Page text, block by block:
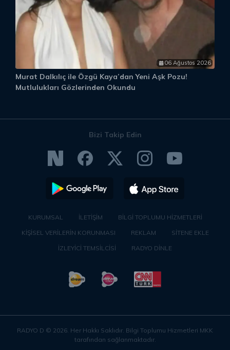
06 Ağustos 2026
Murat Dalkılıç ile Özgü Kaya’dan Yeni Aşk Pozu!
Mutlulukları Gözlerinden Okundu
Bizi Takip Edin
KURUMSAL İLETİŞİM
BİLGİ TOPLUMU HİZMETLERİ
KİŞİSEL VERİLERİN KORUNMASI
REKLAM
SİTENE EKLE
İZLEYİCİ TEMSİLCİSİ
RADYO DİNLE
RADYO D © 2026. Her Hakkı Saklıdır. Bilgi Toplumu Hizmetleri MKK
tarafından sağlanmaktadır.